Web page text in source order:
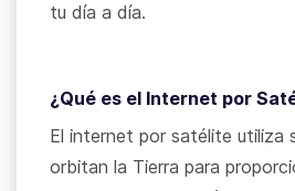
tu día a día.
¿Qué es el Internet por
El internet por satélite utiliza
orbitan la Tierra para